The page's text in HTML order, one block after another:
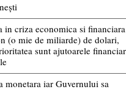
criza economica si financiara
(o mie de miliarde) de dolari,
sunt ajutoarele
monetara iar Guvernului sa